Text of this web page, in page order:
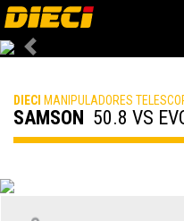
Previous
DIECI MANIPULADORES
SAMSON 50.8 VS